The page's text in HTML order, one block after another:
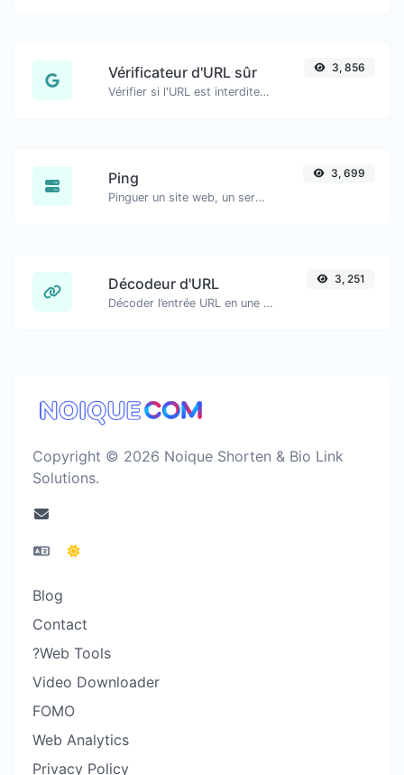
Vérificateur d'URL sûr
Vérifier si l'URL est interdite et marquée comme sûre/non sûre par Google.
3, 856
Ping
Pinguer un site web, un serveur ou un port…
3, 699
Décodeur d'URL
Décoder l’entrée URL en une chaîne normale.
3, 251
Copyright © 2026 Noique Shorten & Bio Link
Solutions.
Blog
Contact
?Web Tools
Video Downloader
FOMO
Web Analytics
Privacy Policy